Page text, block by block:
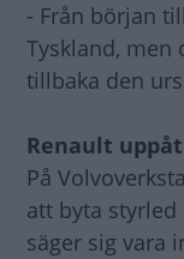
- Från början
Tyskland, men
tillbaka den
Renault uppåt
På
att byta styrled
säger sig vara